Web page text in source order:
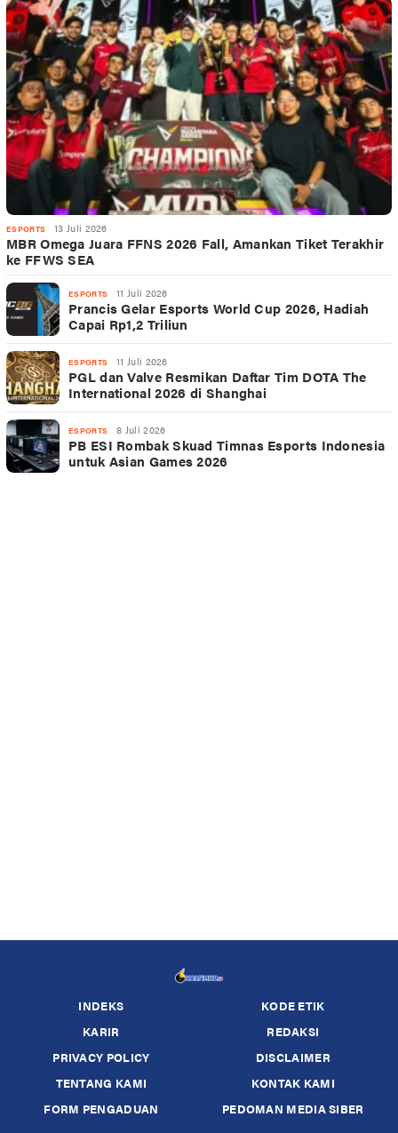
ESPORTS 13 Juli 2026
MBR Omega Juara FFNS 2026 Fall, Amankan Tiket Terakhir
ke FFWS SEA
ESPORTS 11 Juli 2026
Prancis Gelar Esports World Cup 2026, Hadiah
Capai Rp1,2 Triliun
ESPORTS 11 Juli 2026
PGL dan Valve Resmikan Daftar Tim DOTA The
International 2026 di Shanghai
ESPORTS 8 Juli 2026
PB ESI Rombak Skuad Timnas Esports Indonesia
untuk Asian Games 2026
INDEKS
KODE ETIK
KARIR
REDAKSI
PRIVACY POLICY
DISCLAIMER
TENTANG KAMI
KONTAK KAMI
FORM PENGADUAN
PEDOMAN MEDIA SIBER